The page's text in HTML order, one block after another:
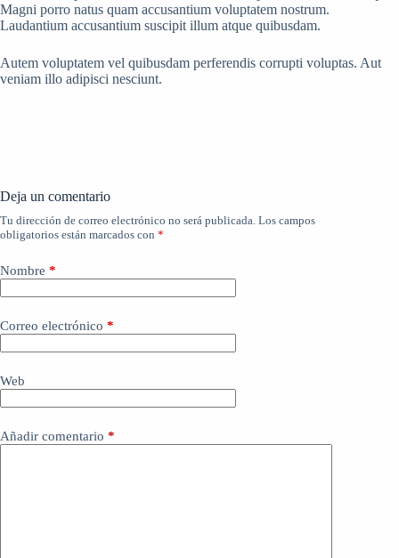
Magni porro natus quam accusantium voluptatem nostrum.
Laudantium accusantium suscipit illum atque quibusdam.
Autem voluptatem vel quibusdam perferendis corrupti voluptas. Aut
veniam illo adipisci nesciunt.
Deja un comentario
Tu dirección de correo electrónico no será publicada. Los campos
obligatorios están marcados con *
Nombre *
Correo electrónico *
Web
Añadir comentario *